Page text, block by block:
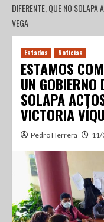
DIFERENTE, QUE NO
VEGA
Estados Noticias
ESTAMOS
UN GOBIERNO
SOLAPA
VICTORIA
Pedro Herrera 11/